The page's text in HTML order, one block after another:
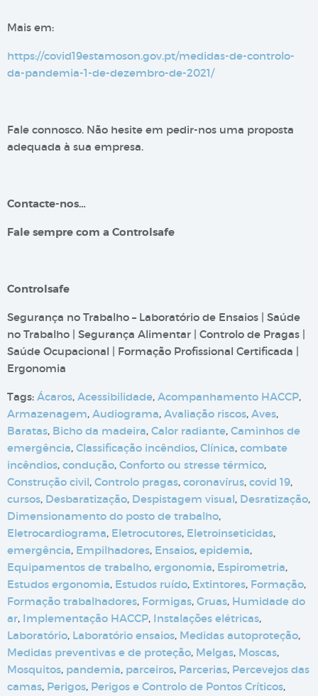
Mais em:
https://covid19estamoson.gov.pt/medidas-de-controlo-
da-pandemia-1-de-dezembro-de-2021/
Fale connosco. Não hesite em pedir-nos uma proposta
adequada à sua empresa.
Contacte-nos…
Fale sempre com a Controlsafe
Controlsafe
Segurança no Trabalho – Laboratório de Ensaios | Saúde
no Trabalho | Segurança Alimentar | Controlo de Pragas |
Saúde Ocupacional | Formação Profissional Certificada |
Ergonomia
Tags: Ácaros, Acessibilidade, Acompanhamento HACCP,
Armazenagem, Audiograma, Avaliação riscos, Aves,
Baratas, Bicho da madeira, Calor radiante, Caminhos de
emergência, Classificação incêndios, Clínica, combate
incêndios, condução, Conforto ou stresse térmico,
Construção civil, Controlo pragas, coronavírus, covid 19,
cursos, Desbaratização, Despistagem visual, Desratização,
Dimensionamento do posto de trabalho,
Eletrocardiograma, Eletrocutores, Eletroinseticidas,
emergência, Empilhadores, Ensaios, epidemia,
Equipamentos de trabalho, ergonomia, Espirometria,
Estudos ergonomia, Estudos ruído, Extintores, Formação,
Formação trabalhadores, Formigas, Gruas, Humidade do
ar, Implementação HACCP, Instalações elétricas,
Laboratório, Laboratório ensaios, Medidas autoproteção,
Medidas preventivas e de proteção, Melgas, Moscas,
Mosquitos, pandemia, parceiros, Parcerias, Percevejos das
camas, Perigos, Perigos e Controlo de Pontos Críticos,